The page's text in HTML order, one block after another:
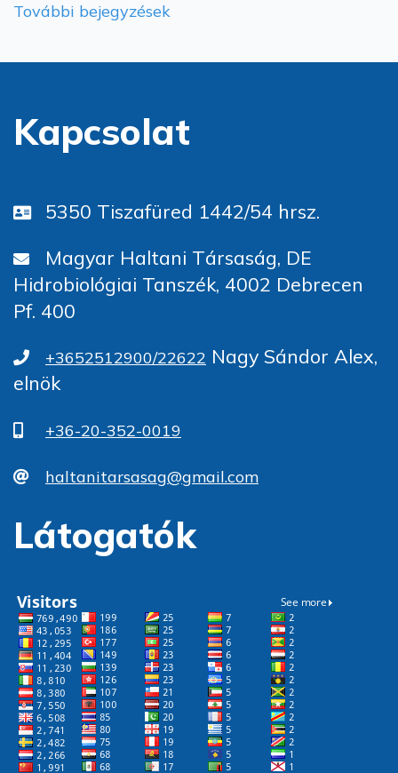
További bejegyzések
Kapcsolat
5350 Tiszafüred 1442/54 hrsz.
Magyar Haltani Társaság, DE
Hidrobiológiai Tanszék, 4002 Debrecen
Pf. 400
+3652512900/22622 Nagy Sándor Alex,
elnök
+36-20-352-0019
haltanitarsasag@gmail.com
Látogatók